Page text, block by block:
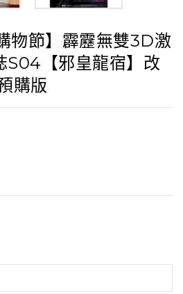
購物節】霹靂無雙3D激
S04【邪皇龍宿】改
購版